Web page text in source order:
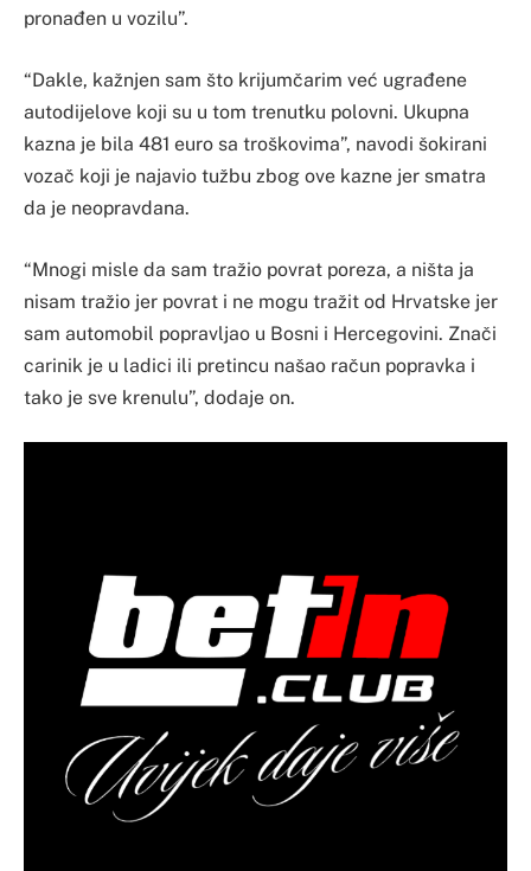
pronađen u vozilu”.
“Dakle, kažnjen sam što krijumčarim već ugrađene
autodijelove koji su u tom trenutku polovni. Ukupna
kazna je bila 481 euro sa troškovima”, navodi šokirani
vozač koji je najavio tužbu zbog ove kazne jer smatra
da je neopravdana.
“Mnogi misle da sam tražio povrat poreza, a ništa ja
nisam tražio jer povrat i ne mogu tražit od Hrvatske jer
sam automobil popravljao u Bosni i Hercegovini. Znači
carinik je u ladici ili pretincu našao račun popravka i
tako je sve krenulu”, dodaje on.